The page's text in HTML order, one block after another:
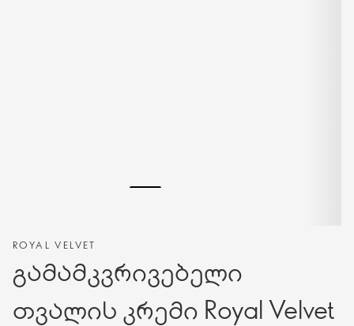
ROYAL VELVET
გამამკვრივებელი
თვალის კრემი Royal Velvet